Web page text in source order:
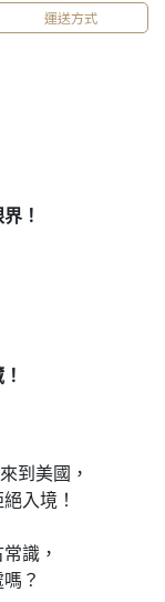
運送方式
！
到美國，
入境！
識，
？